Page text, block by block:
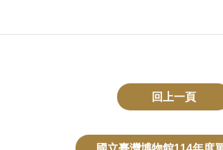
回上一頁